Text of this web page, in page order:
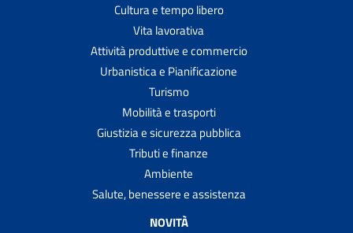
Cultura e tempo libero
Vita lavorativa
Attività produttive e commercio
Urbanistica e Pianificazione
Turismo
Mobilità e trasporti
Giustizia e sicurezza pubblica
Tributi e finanze
Ambiente
Salute, benessere e assistenza
NOVITÀ